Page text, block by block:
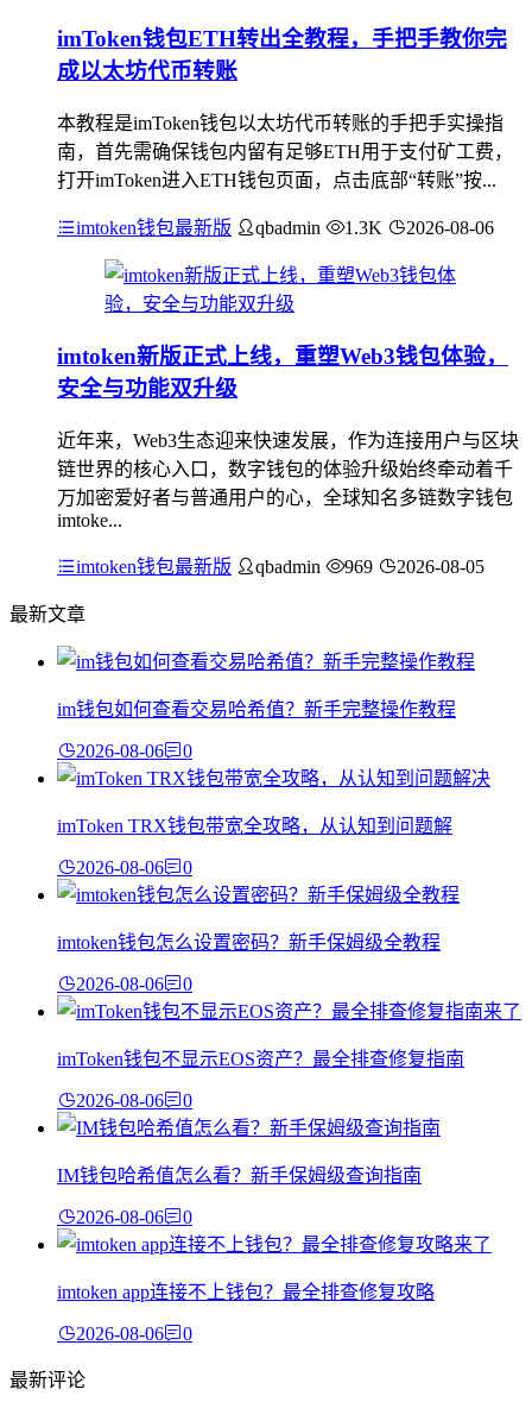
imToken钱包ETH转出全教程，手把手教你完
成以太坊代币转账
本教程是imToken钱包以太坊代币转账的手把手实操指
南，首先需确保钱包内留有足够ETH用于支付矿工费，
打开imToken进入ETH钱包页面，点击底部“转账”按...
imtoken钱包最新版 qbadmin 1.3K 2026-08-06
imtoken新版正式上线，重塑Web3钱包体验，
安全与功能双升级
近年来，Web3生态迎来快速发展，作为连接用户与区块
链世界的核心入口，数字钱包的体验升级始终牵动着千
万加密爱好者与普通用户的心，全球知名多链数字钱包
imtoke...
imtoken钱包最新版 qbadmin 969 2026-08-05
最新文章
im钱包如何查看交易哈希值？新手完整操作教程
2026-08-06 0
imToken TRX钱包带宽全攻略，从认知到问题解
2026-08-06 0
imtoken钱包怎么设置密码？新手保姆级全教程
2026-08-06 0
imToken钱包不显示EOS资产？最全排查修复指南
2026-08-06 0
IM钱包哈希值怎么看？新手保姆级查询指南
2026-08-06 0
imtoken app连接不上钱包？最全排查修复攻略
2026-08-06 0
最新评论